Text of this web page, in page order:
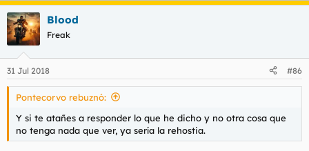
Blood
Freak
31 Jul 2018 #86
Pontecorvo rebuznó:
Y si te atañes a responder lo que he dicho y no otra cosa que
no tenga nada que ver, ya sería la rehostia.